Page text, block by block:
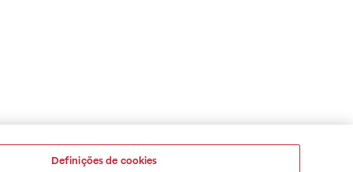
Definições de cookies